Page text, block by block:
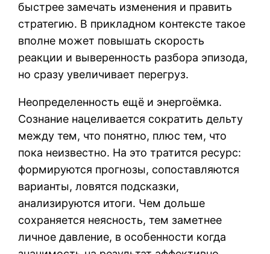
быстрее замечать изменения и править
стратегию. В прикладном контексте такое
вполне может повышать скорость
реакции и выверенность разбора эпизода,
но сразу увеличивает перегруз.
Неопределенность ещё и энергоёмка.
Сознание нацеливается сократить дельту
между тем, что понятно, плюс тем, что
пока неизвестно. На это тратится ресурс:
формируются прогнозы, сопоставляются
варианты, ловятся подсказки,
анализируются итоги. Чем дольше
сохраняется неясность, тем заметнее
личное давление, в особенности когда